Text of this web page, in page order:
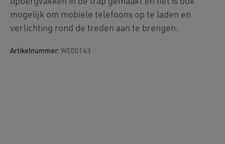
mogelijk om mobiele telefoons op te laden en
verlichting rond de treden aan te brengen.
Artikelnummer: WE00143